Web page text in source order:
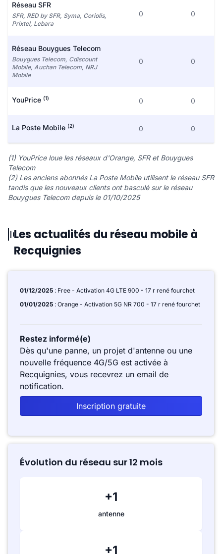
Réseau SFR
SFR, RED by SFR, Syma, Coriolis,
Prixtel, Lebara
0 0
Réseau Bouygues Telecom
Bouygues Telecom, Cdiscount
Mobile, Auchan Telecom, NRJ
Mobile
0 0
YouPrice (1) 0 0
La Poste Mobile (2) 0 0
(1) YouPrice loue les réseaux d'Orange, SFR et Bouygues
Telecom
(2) Les anciens abonnés La Poste Mobile utilisent le réseau SFR
tandis que les nouveaux clients ont basculé sur le réseau
Bouygues Telecom depuis le 01/10/2025
Les actualités du réseau mobile à
Recquignies
01/12/2025 : Free - Activation 4G LTE 900 - 17 r rené fourchet
01/01/2025 : Orange - Activation 5G NR 700 - 17 r rené fourchet
Restez informé(e)
Dès qu'une panne, un projet d'antenne ou une
nouvelle fréquence 4G/5G est activée à
Recquignies, vous recevrez un email de
notification.
Inscription gratuite
Évolution du réseau sur 12 mois
+1
antenne
+1